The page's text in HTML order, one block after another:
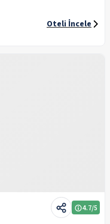
Oteli İncele
4.7/5